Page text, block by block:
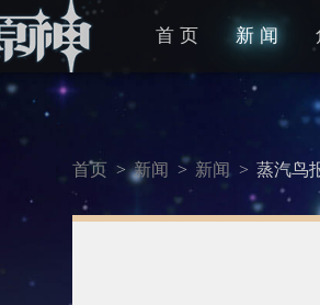
首 页 新 闻
首页 > 新闻 > 新闻 > 蒸汽鸟